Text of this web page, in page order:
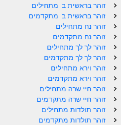
ספר הזוהר לך לך מתקדמים
ספר הזוהר וירא מתחילים
ספר הזוהר וירא מתקדמים
ספר הזוהר חיי שרה מתחילים
ספר הזוהר חיי שרה מתקדמים
ספר הזוהר תולדות מתחילים
זוהר בראשית ב' מתחילים
זוהר בראשית ב' מתקדמים
זוהר נח מתחילים
זוהר נח מתקדמים
זוהר לך לך מתחילים
זוהר לך לך מתקדמים
זוהר וירא מתחילים
זוהר וירא מתקדמים
זוהר חיי שרה מתחילים
זוהר חיי שרה מתקדמים
זוהר תולדות מתחילים
זוהר תולדות מתקדמים